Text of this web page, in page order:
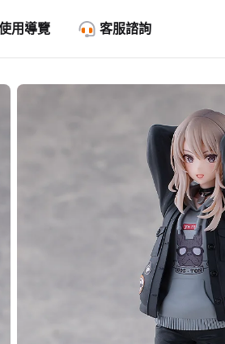
用導覽 客服諮詢